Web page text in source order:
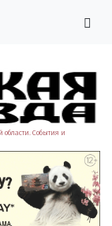
области. События и